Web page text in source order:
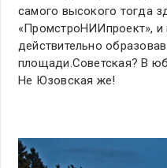
самого высокого тогда
«ПромстроНИИпроект», и
действительно
площади.Советская? В
Не Юзовская же!